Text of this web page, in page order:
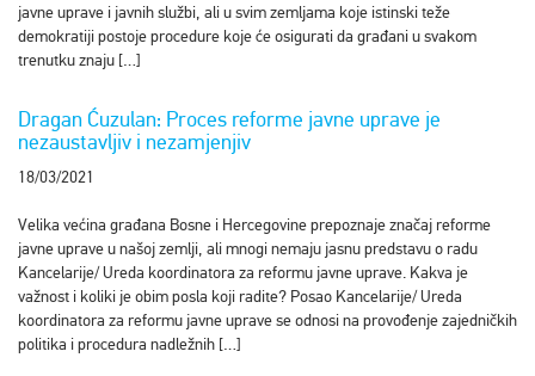
javne uprave i javnih službi, ali u svim zemljama koje istinski teže
demokratiji postoje procedure koje će osigurati da građani u svakom
trenutku znaju […]
Dragan Ćuzulan: Proces reforme javne uprave je
nezaustavljiv i nezamjenjiv
18/03/2021
Velika većina građana Bosne i Hercegovine prepoznaje značaj reforme
javne uprave u našoj zemlji, ali mnogi nemaju jasnu predstavu o radu
Kancelarije/ Ureda koordinatora za reformu javne uprave. Kakva je
važnost i koliki je obim posla koji radite? Posao Kancelarije/ Ureda
koordinatora za reformu javne uprave se odnosi na provođenje zajedničkih
politika i procedura nadležnih […]